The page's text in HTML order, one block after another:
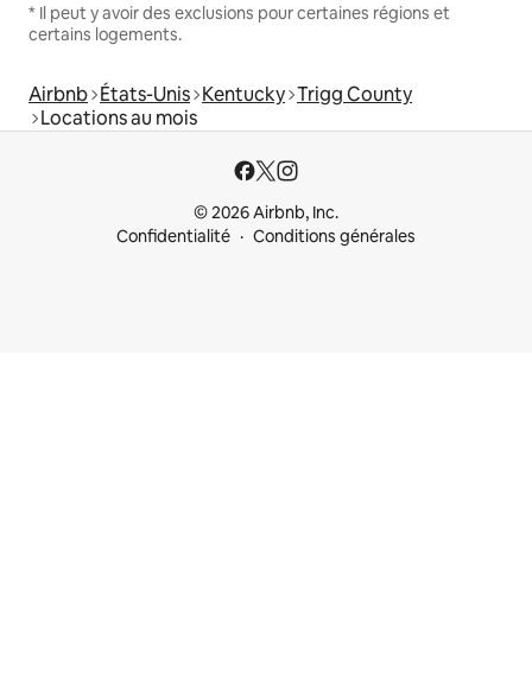
* Il peut y avoir des exclusions pour certaines régions et
certains logements.
Airbnb États-Unis Kentucky Trigg County
Locations au mois
© 2026 Airbnb, Inc.
Confidentialité
Conditions générales